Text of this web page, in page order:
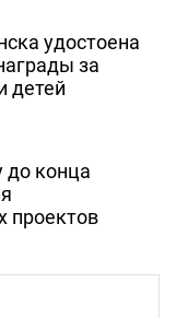
удостоена
за
детей
до конца
проектов